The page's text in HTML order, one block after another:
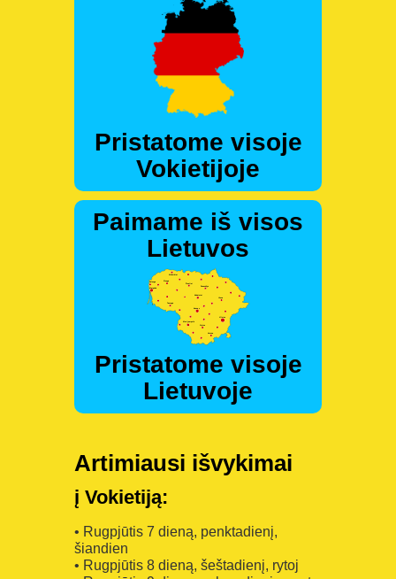
Pristatome visoje
Vokietijoje
Paimame iš visos
Lietuvos
Pristatome visoje
Lietuvoje
Artimiausi išvykimai
į Vokietiją:
• Rugpjūtis 7 dieną, penktadienį,
šiandien
• Rugpjūtis 8 dieną, šeštadienį, rytoj